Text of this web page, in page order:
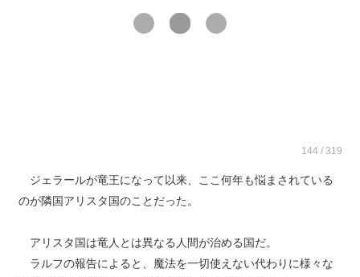
144 / 319
ジェラールが竜王になって以来、ここ何年も悩まされている
のが隣国アリスタ国のことだった。
アリスタ国は竜人とは異なる人間が治める国だ。
ラルフの報告によると、魔法を一切使えない代わりに様々な